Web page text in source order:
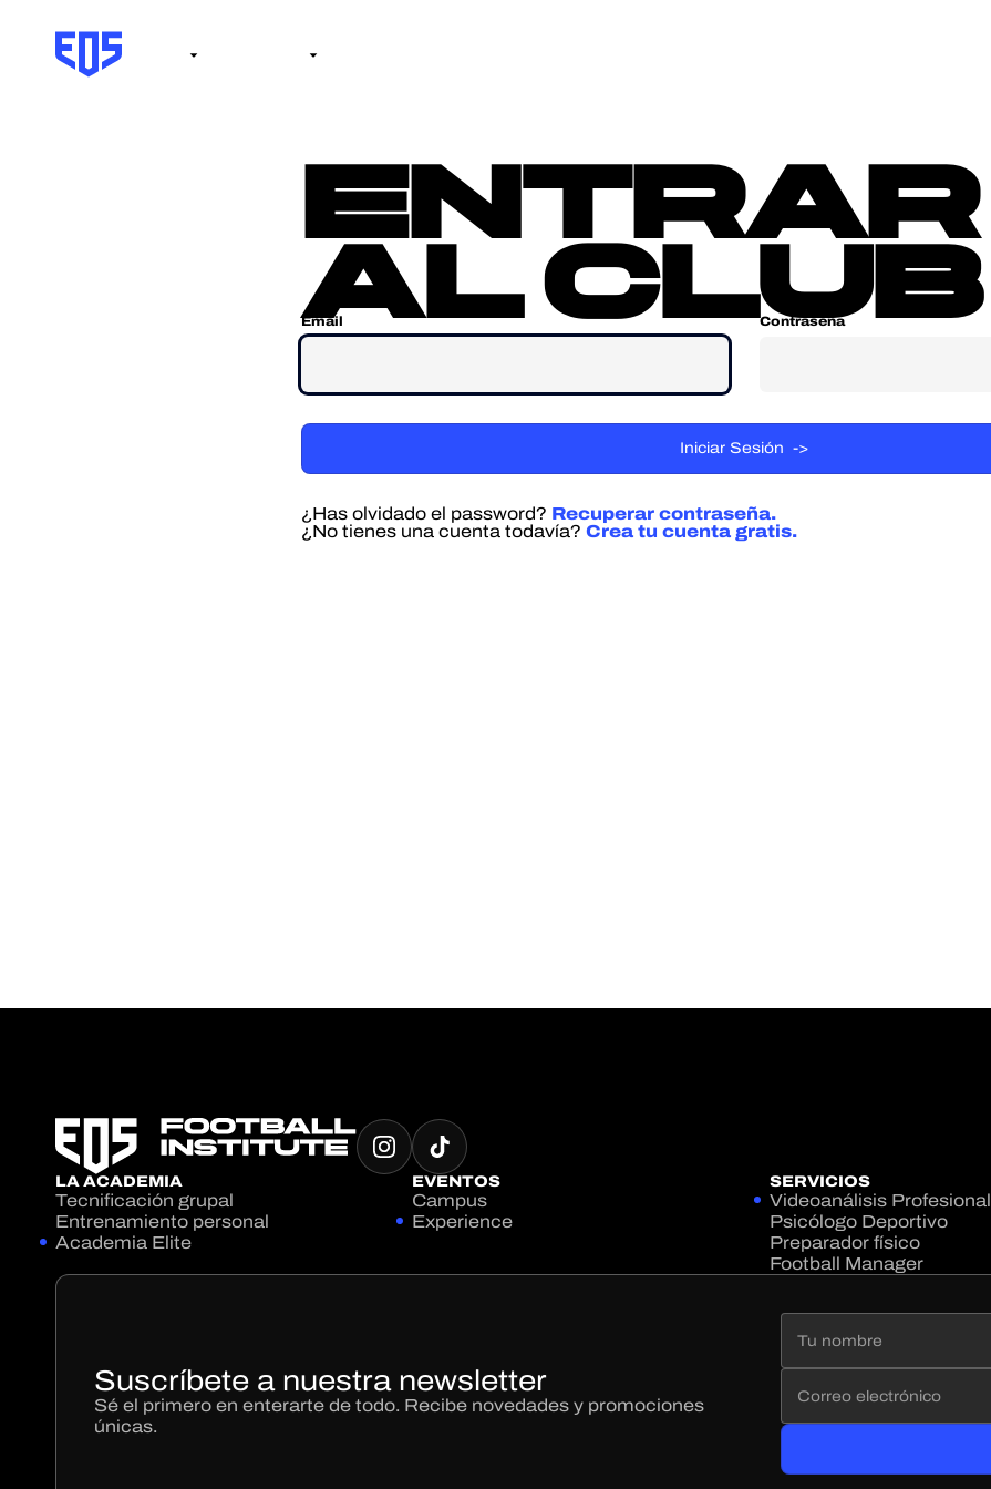
entrar
al club
Email Contraseña
¿Has olvidado el password? Recuperar contraseña.
¿No tienes una cuenta todavía? Crea tu cuenta gratis.
LA ACADEMIA
Tecnificación grupal
Entrenamiento personal
Academia Elite
EVENTOS
Campus
Experience
SERVICIOS
Videoanálisis Profesional
Psicólogo Deportivo
Preparador físico
Football Manager
Suscríbete a nuestra newsletter
Sé el primero en enterarte de todo. Recibe novedades y promociones
únicas.